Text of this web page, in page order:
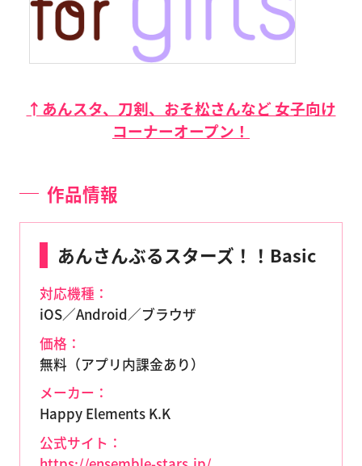
↑あんスタ、刀剣、おそ松さんなど 女子向け
コーナーオープン！
作品情報
あんさんぶるスターズ！！Basic
対応機種：
iOS／Android／ブラウザ
価格：
無料（アプリ内課金あり）
メーカー：
Happy Elements K.K
公式サイト：